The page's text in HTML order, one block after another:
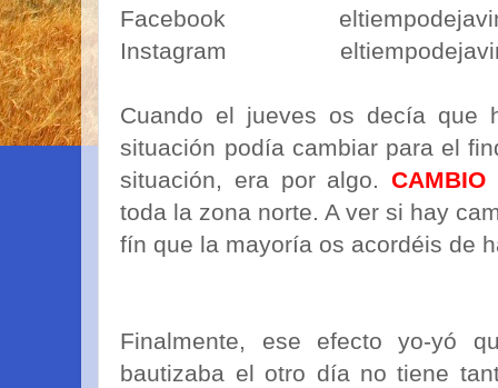
Facebook
Instagram
Cuando el jueves os decía que
situación podía cambiar para el
situación, era por algo. CAMBIO
toda la zona norte. A ver si hay
fín que la mayoría os acordéis de
Finalmente, ese efecto yo-yó
bautizaba el otro día no tiene